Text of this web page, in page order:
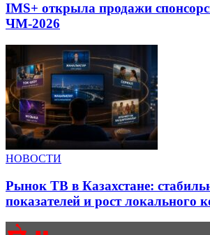
IMS+ открыла продажи
ЧМ-2026
НОВОСТИ
Рынок ТВ в Казахстане:
показателей и рост локального